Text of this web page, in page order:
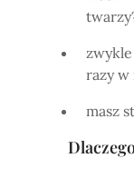
razy w
masz